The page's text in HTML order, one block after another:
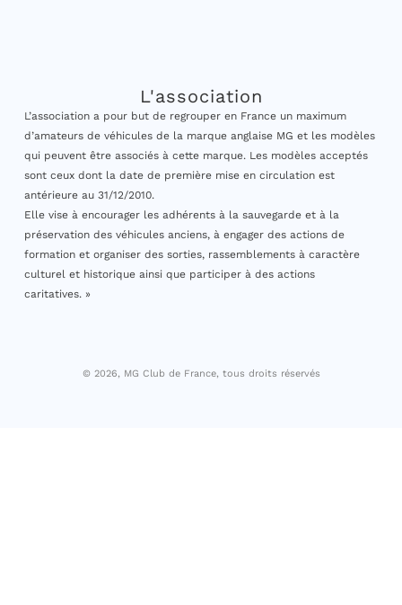
L'association
L’association a pour but de regrouper en France un maximum
d’amateurs de véhicules de la marque anglaise MG et les modèles
qui peuvent être associés à cette marque. Les modèles acceptés
sont ceux dont la date de première mise en circulation est
antérieure au 31/12/2010.
Elle vise à encourager les adhérents à la sauvegarde et à la
préservation des véhicules anciens, à engager des actions de
formation et organiser des sorties, rassemblements à caractère
culturel et historique ainsi que participer à des actions
caritatives. »
© 2026, MG Club de France, tous droits réservés